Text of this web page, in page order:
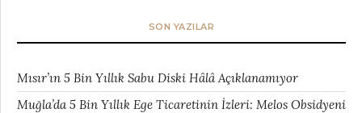
SON YAZILAR
Mısır’ın 5 Bin Yıllık Sabu Diski Hâlâ Açıklanamıyor
Muğla’da 5 Bin Yıllık Ege Ticaretinin İzleri: Melos Obsidyeni